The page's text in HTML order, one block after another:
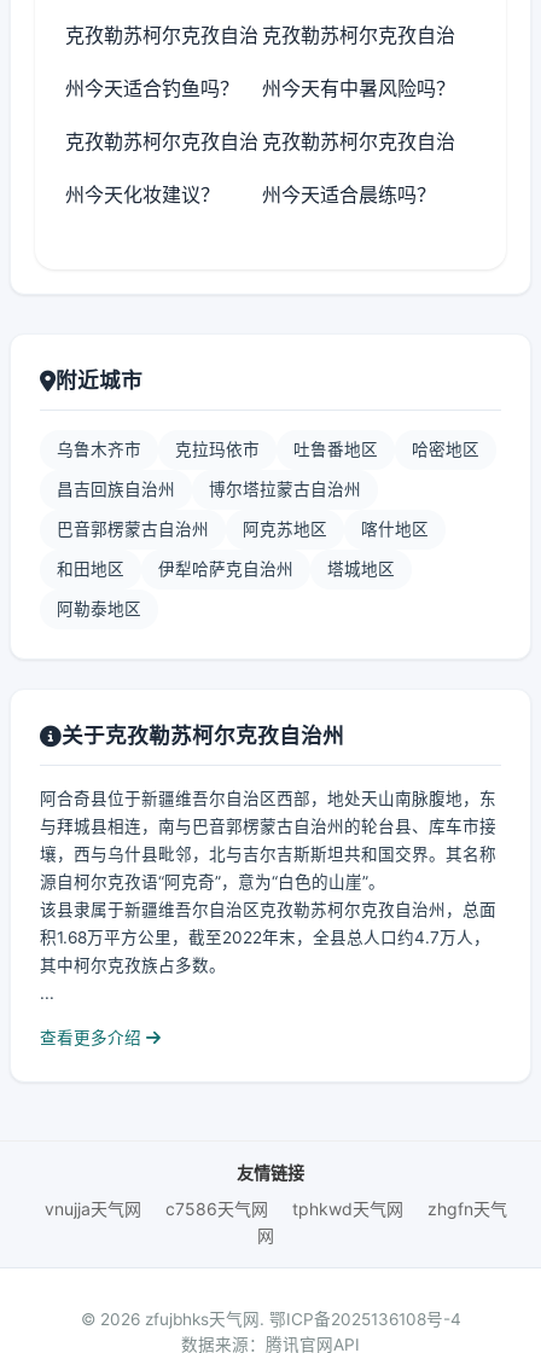
克孜勒苏柯尔克孜自治
州今天适合钓鱼吗？
克孜勒苏柯尔克孜自治
州今天有中暑风险吗？
克孜勒苏柯尔克孜自治
州今天化妆建议？
克孜勒苏柯尔克孜自治
州今天适合晨练吗？
附近城市
乌鲁木齐市 克拉玛依市 吐鲁番地区 哈密地区
昌吉回族自治州 博尔塔拉蒙古自治州
巴音郭楞蒙古自治州 阿克苏地区 喀什地区
和田地区 伊犁哈萨克自治州 塔城地区
阿勒泰地区
关于克孜勒苏柯尔克孜自治州
阿合奇县位于新疆维吾尔自治区西部，地处天山南脉腹地，东
与拜城县相连，南与巴音郭楞蒙古自治州的轮台县、库车市接
壤，西与乌什县毗邻，北与吉尔吉斯斯坦共和国交界。其名称
源自柯尔克孜语“阿克奇”，意为“白色的山崖”。
该县隶属于新疆维吾尔自治区克孜勒苏柯尔克孜自治州，总面
积1.68万平方公里，截至2022年末，全县总人口约4.7万人，
其中柯尔克孜族占多数。
...
查看更多介绍
友情链接
vnujja天气网
c7586天气网 tphkwd天气网
zhgfn天气
网
© 2026 zfujbhks天气网. 鄂ICP备2025136108号-4
数据来源：腾讯官网API